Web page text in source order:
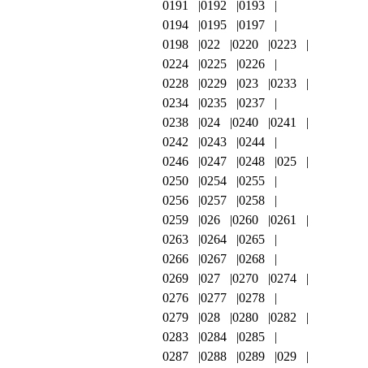
0191
0192
0193
0194
0195
0197
0198
022 0220
0223
0224
0225
0226
0228
0229 023
0233
0234
0235
0237
0238
024 0240
0241
0242
0243
0244
0246
0247 0248
025
0250
0254
0255
0256
0257
0258
0259
026 0260
0261
0263
0264
0265
0266
0267
0268
0269
027 0270
0274
0276
0277
0278
0279
028 0280
0282
0283
0284
0285
0287
0288 0289
029